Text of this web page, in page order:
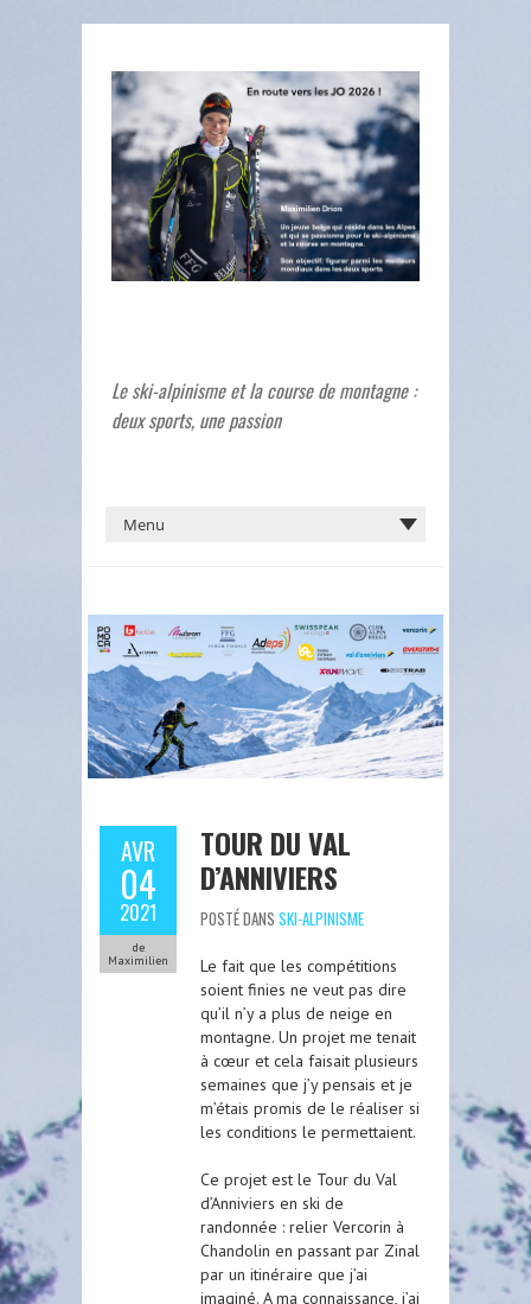
Le ski-alpinisme et la course de montagne :
deux sports, une passion
AVR
04
2021
de
Maximilien
TOUR DU VAL
D’ANNIVIERS
POSTÉ DANS SKI-ALPINISME
Le fait que les compétitions
soient finies ne veut pas dire
qu’il n’y a plus de neige en
montagne. Un projet me tenait
à cœur et cela faisait plusieurs
semaines que j’y pensais et je
m’étais promis de le réaliser si
les conditions le permettaient.
Ce projet est le Tour du Val
d’Anniviers en ski de
randonnée : relier Vercorin à
Chandolin en passant par Zinal
par un itinéraire que j’ai
imaginé. A ma connaissance, j’ai